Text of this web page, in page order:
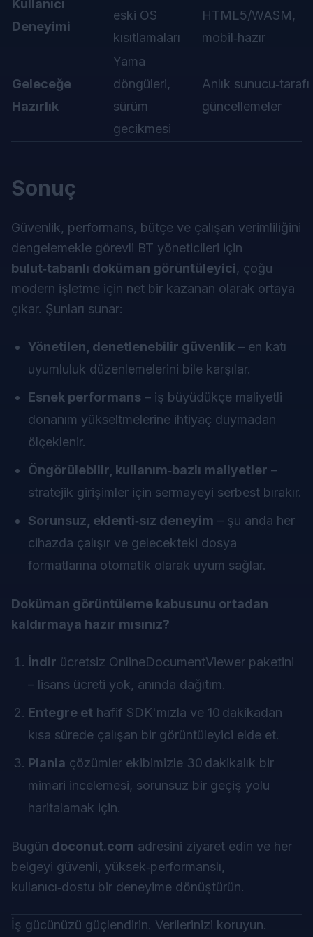
Kullanıcı
Deneyimi
eski OS
kısıtlamaları
HTML5/WASM,
mobil‑hazır
Geleceğe
Hazırlık
Yama
döngüleri,
sürüm
gecikmesi
Anlık sunucu‑tarafı
güncellemeler
Sonuç
Güvenlik, performans, bütçe ve çalışan verimliliğini
dengelemekle görevli BT yöneticileri için
bulut‑tabanlı doküman görüntüleyici, çoğu
modern işletme için net bir kazanan olarak ortaya
çıkar. Şunları sunar:
Yönetilen, denetlenebilir güvenlik – en katı
uyumluluk düzenlemelerini bile karşılar.
Esnek performans – iş büyüdükçe maliyetli
donanım yükseltmelerine ihtiyaç duymadan
ölçeklenir.
Öngörülebilir, kullanım‑bazlı maliyetler –
stratejik girişimler için sermayeyi serbest bırakır.
Sorunsuz, eklenti‑sız deneyim – şu anda her
cihazda çalışır ve gelecekteki dosya
formatlarına otomatik olarak uyum sağlar.
Doküman görüntüleme kabusunu ortadan
kaldırmaya hazır mısınız?
İndir ücretsiz OnlineDocumentViewer paketini
– lisans ücreti yok, anında dağıtım.
Entegre et hafif SDK'mızla ve 10 dakikadan
kısa sürede çalışan bir görüntüleyici elde et.
Planla çözümler ekibimizle 30 dakikalık bir
mimari incelemesi, sorunsuz bir geçiş yolu
haritalamak için.
Bugün doconut.com adresini ziyaret edin ve her
belgeyi güvenli, yüksek‑performanslı,
kullanıcı‑dostu bir deneyime dönüştürün.
İş gücünüzü güçlendirin. Verilerinizi koruyun.